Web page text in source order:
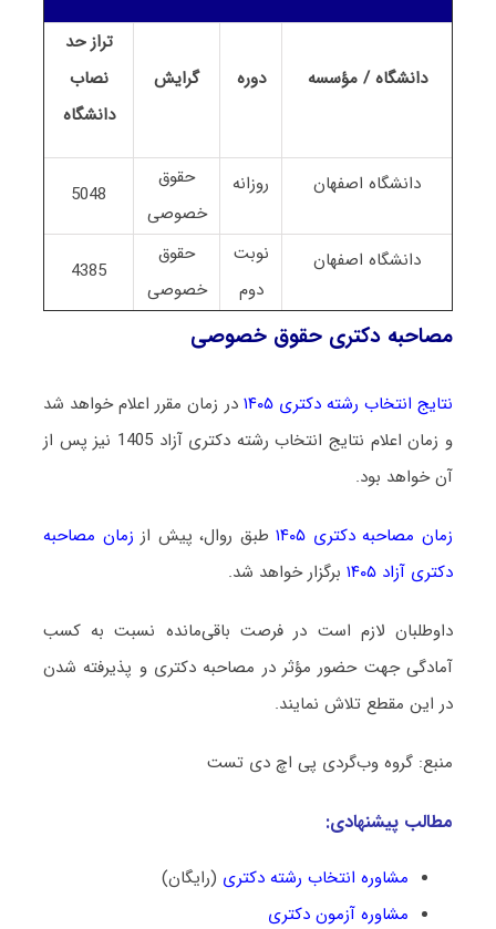
دانشگاه / مؤسسه دوره گرایش
تراز حد
نصاب
دانشگاه
دانشگاه اصفهان روزانه
حقوق
خصوصی
5048
دانشگاه اصفهان
نوبت
دوم
حقوق
خصوصی
4385
مصاحبه دکتری حقوق خصوصی
نتایج انتخاب رشته دکتری ۱۴۰۵
در زمان مقرر اعلام خواهد شد
و زمان اعلام نتایج انتخاب رشته دکتری آزاد 1405 نیز پس از
آن خواهد بود.
زمان مصاحبه دکتری ۱۴۰۵ طبق روال، پیش از زمان مصاحبه
دکتری آزاد ۱۴۰۵
برگزار خواهد شد.
داوطلبان لازم است در فرصت باقی‌مانده نسبت به کسب
آمادگی جهت حضور مؤثر در مصاحبه دکتری و پذیرفته شدن
در این مقطع تلاش نمایند.
منبع: گروه وب‌گردی پی اچ دی تست
مطالب پیشنهادی:
مشاوره انتخاب رشته دکتری (رایگان)
مشاوره آزمون دکتری